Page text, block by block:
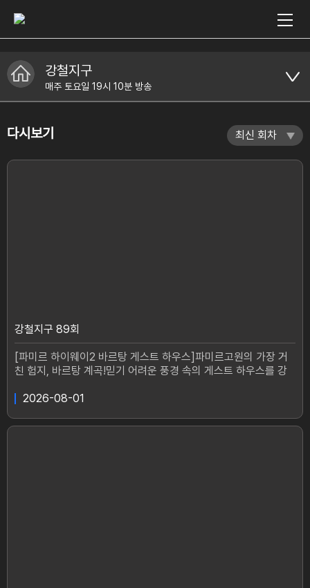
강철지구
매주 토요일 19시 10분 방송
다시보기 최신 회차
강철지구 89회
[파미르 하이웨이2 바르탕 게스트 하우스]파미르고원의 가장 거
친 험지, 바르탕 계곡!믿기 어려운 풍경 속의 게스트 하우스를 강
협곡 사이 에메랄드빛 호수 마을이 궁금하다면?
2026-08-01